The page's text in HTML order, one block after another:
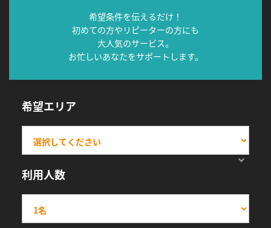
希望条件を伝えるだけ！
初めての方やリピーターの方にも
大人気のサービス。
お忙しいあなたをサポートします。
希望エリア
利用人数